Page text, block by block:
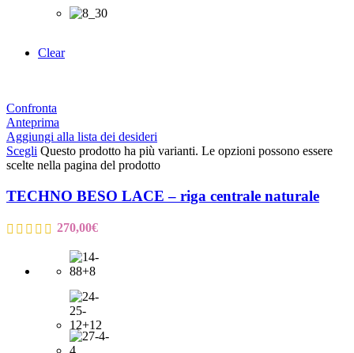
Clear
Confronta
Anteprima
Aggiungi alla lista dei desideri
Scegli Questo prodotto ha più varianti. Le opzioni possono essere
scelte nella pagina del prodotto
TECHNO BESO LACE – riga centrale naturale
270,00€